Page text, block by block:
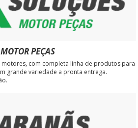
MOTOR PEÇAS
com completa linha de produtos para
grande variedade a pronta entrega.